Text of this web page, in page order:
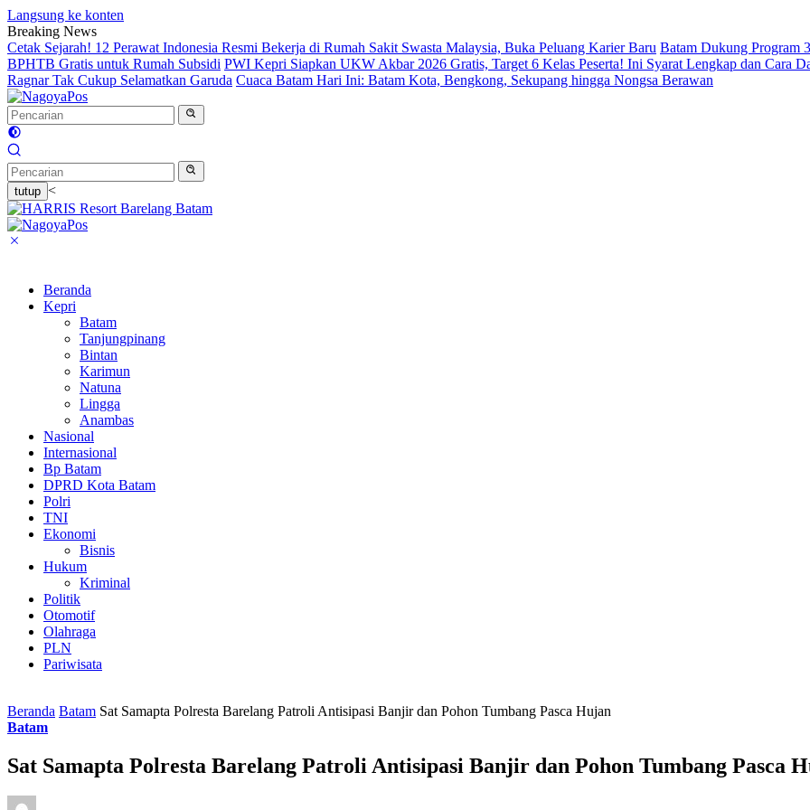
Langsung ke konten
Breaking News
Cetak Sejarah! 12 Perawat Indonesia Resmi Bekerja di Rumah Sakit Swasta Malaysia, Buka Peluang Karier Baru Batam Dukung Program
BPHTB Gratis untuk Rumah Subsidi PWI Kepri Siapkan UKW Akbar 2026 Gratis, Target 6 Kelas Peserta! Ini Syarat Lengkap dan Cara
Ragnar Tak Cukup Selamatkan Garuda Cuaca Batam Hari Ini: Batam Kota, Bengkong, Sekupang hingga Nongsa Berawan
tutup <
Beranda
Kepri
Batam
Tanjungpinang
Bintan
Karimun
Natuna
Lingga
Anambas
Nasional
Internasional
Bp Batam
DPRD Kota Batam
Polri
TNI
Ekonomi
Bisnis
Hukum
Kriminal
Politik
Otomotif
Olahraga
PLN
Pariwisata
Beranda Batam Sat Samapta Polresta Barelang Patroli Antisipasi Banjir dan Pohon Tumbang Pasca Hujan
Batam
Sat Samapta Polresta Barelang Patroli Antisipasi Banjir dan Pohon Tumbang Pasca